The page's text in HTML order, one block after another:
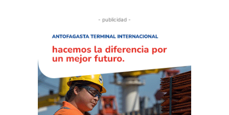
- publicidad -